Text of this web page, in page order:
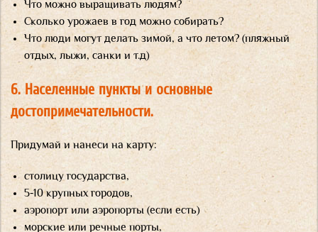
Что можно выращивать людям?
Сколько урожаев в год можно собирать?
Что люди могут делать зимой, а что летом? (пляжный
отдых, лыжи, санки и т.д)
6. Населенные пункты и основные
достопримечательности.
Придумай и нанеси на карту:
столицу государства,
5-10 крупных городов,
аэропорт или аэропорты (если есть)
морские или речные порты,